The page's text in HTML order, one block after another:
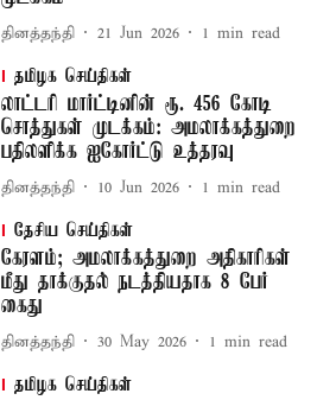
தினத்தந்தி 21 Jun 2026 1 min read
தமிழக செய்திகள்
லாட்டரி மார்ட்டினின் ரூ. 456 கோடி
சொத்துகள் முடக்கம்: அமலாக்கத்துறை
பதிலளிக்க ஐகோர்ட்டு உத்தரவு
தினத்தந்தி 10 Jun 2026 1 min read
தேசிய செய்திகள்
கேரளம்; அமலாக்கத்துறை அதிகாரிகள்
மீது தாக்குதல் நடத்தியதாக 8 பேர்
கைது
தினத்தந்தி 30 May 2026 1 min read
தமிழக செய்திகள்